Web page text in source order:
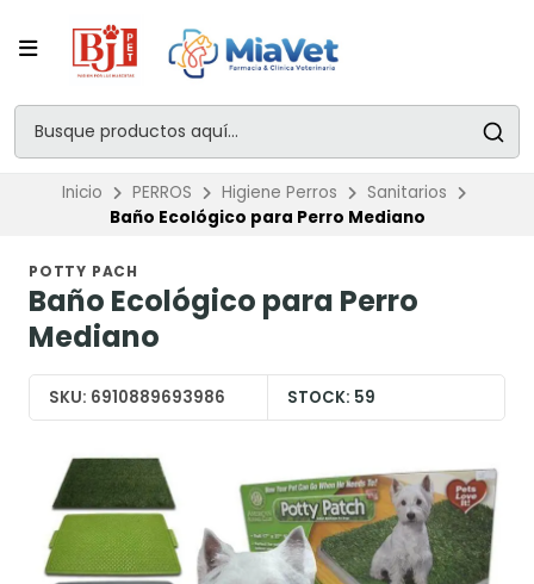
Inicio PERROS Higiene Perros
Sanitarios
Baño Ecológico para Perro Mediano
POTTY PACH
Baño Ecológico para Perro
Mediano
SKU: 6910889693986 STOCK: 59